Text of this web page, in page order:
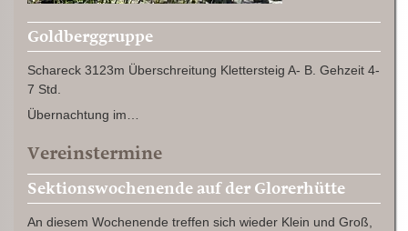
Goldberggruppe
Schareck 3123m Überschreitung Klettersteig A- B. Gehzeit 4-
7 Std.
Übernachtung im…
Vereinstermine
Sektionswochenende auf der Glorerhütte
An diesem Wochenende treffen sich wieder Klein und Groß,